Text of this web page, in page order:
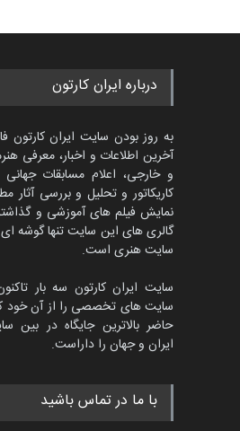
درباره ایران کارتون
به روز بودن سایت ایران کارتون
آخرین اطلاعات و اخبار، معرفی
و خارجی، اعلام مسابقات جهانی
کاریکاتور و تحلیل و بررسی آثار
نمایش فیلم های آموزشی و
گالری های این سایت تنها گوشه
سایت هنری است.
سایت ایران کارتون سه بار
سایت های تخصصی را از آن خود
حاضر بالاترین جایگاه در
ایران و جهان را داراست.
با ما در تماس باشید